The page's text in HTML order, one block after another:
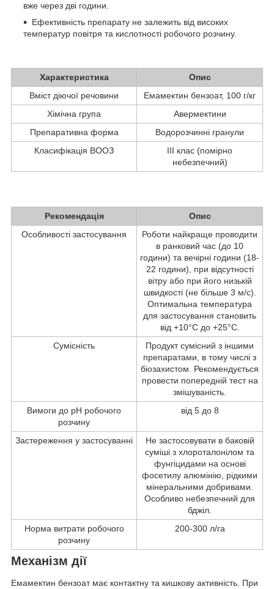
вже через дві години.
Ефективність препарату не залежить від високих
температур повітря та кислотності робочого розчину.
Характеристика
Опис
Вміст діючої речовини
Емамектин бензоат, 100 г/кг
Хімічна група
Авермектини
Препаративна форма
Водорозчинні гранули
Класифікація ВООЗ
III клас (помірно
небезпечний)
Рекомендація
Опис
Особливості застосування
Роботи найкраще проводити
в ранковий час (до 10
години) та вечірні години (18-
22 години), при відсутності
вітру або при його низькій
швидкості (не більше 3 м/с).
Оптимальна температура
для застосування становить
від +10°C до +25°C.
Сумісність
Продукт сумісний з іншими
препаратами, в тому числі з
біозахистом. Рекомендується
провести попередній тест на
змішуваність.
Вимоги до рН робочого
розчину
від 5 до 8
Застереження у застосуванні
Не застосовувати в баковій
суміші з хлороталонілом та
фунгіцидами на основі
фосетилу алюмінію, рідкими
мінеральними добривами.
Особливо небезпечний для
бджіл.
Норма витрати робочого
розчину
200-300 л/га
Механізм дії
Емамектин бензоат має контактну та кишкову активність. При